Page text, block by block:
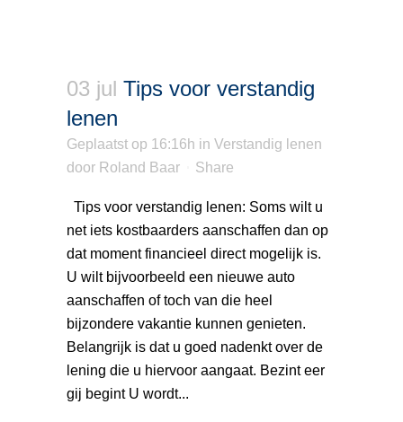
03 jul Tips voor verstandig
lenen
Geplaatst op 16:16h in Verstandig lenen
door Roland Baar Share
Tips voor verstandig lenen: Soms wilt u
net iets kostbaarders aanschaffen dan op
dat moment financieel direct mogelijk is.
U wilt bijvoorbeeld een nieuwe auto
aanschaffen of toch van die heel
bijzondere vakantie kunnen genieten.
Belangrijk is dat u goed nadenkt over de
lening die u hiervoor aangaat. Bezint eer
gij begint U wordt...